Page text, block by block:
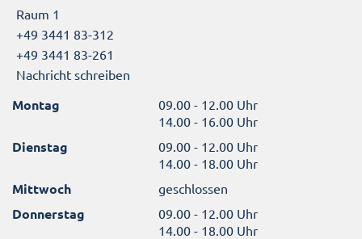
Raum 1
+49 3441 83-312
+49 3441 83-261
Nachricht schreiben
Montag
09.00 - 12.00 Uhr
14.00 - 16.00 Uhr
Dienstag
09.00 - 12.00 Uhr
14.00 - 18.00 Uhr
Mittwoch geschlossen
Donnerstag
09.00 - 12.00 Uhr
14.00 - 18.00 Uhr